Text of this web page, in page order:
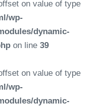
on value of type
wp-
dynamic-
on line 39
on value of type
wp-
dynamic-